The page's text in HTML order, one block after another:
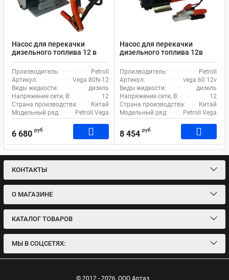
Насос для перекачки
дизельного топлива 12 в
Petroll Vega 80N
Производитель:
Petroll
Артикул:
Vega 80N-12
Виды жидкости:
дизель
Напряжение сети, В:
12
Страна производства:
Китай
Модельный ряд:
Petroll Vega
6 680 руб
Насос для перекачки
дизельного топлива 12в
Petroll vega 60 л/м
Производитель:
Petroll
Артикул:
vega 60 12v
Виды жидкости:
дизель
Напряжение сети, В:
12
Страна производства:
Китай
Модельный ряд:
Petroll Vega
8 454 руб
КОНТАКТЫ
О МАГАЗИНЕ
КАТАЛОГ ТОВАРОВ
МЫ В СОЦСЕТЯХ:
© 2012 - 2026 ООО Артаз.